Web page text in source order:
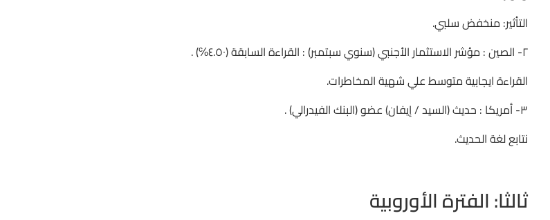
التأثير: منخفض سلبي.
٢- الصين : مؤشر الاستثمار الأجنبي (سنوي سبتمبر) : القراءة السابقة (٤.٥٠℅) .
القراءة ايجابية متوسط علي شهية المخاطرات.
٣- أمريكا : حديث (السيد / إيفان) عضو (البنك الفيدرالي) .
نتابع لغة الحديث.
ثالثا: الفترة الأوروبية